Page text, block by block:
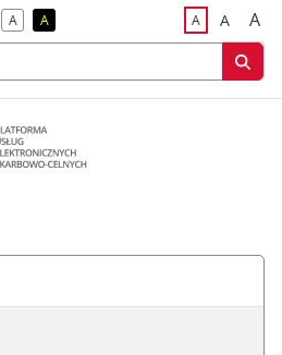
Akontrast domyślny
Akontrast żółty tekst na czarnym tle
Adomyślna
A A